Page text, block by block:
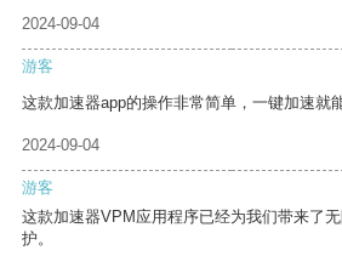
2024-09-04
游客
这款加速器app的操作非常简单，一键加速就
2024-09-04
游客
这款加速器VPM应用程序已经为我们带来了
护。